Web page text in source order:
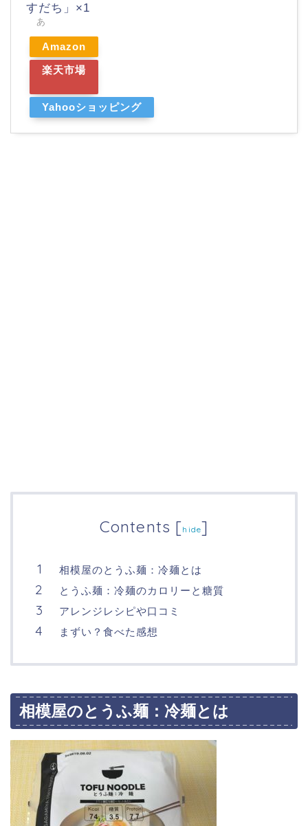
すだち」×1
あ
Amazon
楽天市場
Yahooショッピング
Contents [hide]
相模屋のとうふ麺：冷麺とは
とうふ麺：冷麺のカロリーと糖質
アレンジレシピや口コミ
まずい？食べた感想
相模屋のとうふ麺：冷麺とは